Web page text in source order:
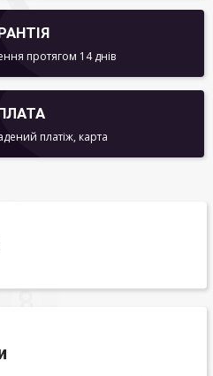
протягом 14 днів
платіж, карта